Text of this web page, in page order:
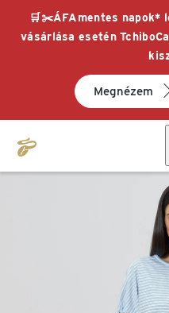
🛒✂️ÁFAmentes napok*
vásárlása esetén
Megnézem